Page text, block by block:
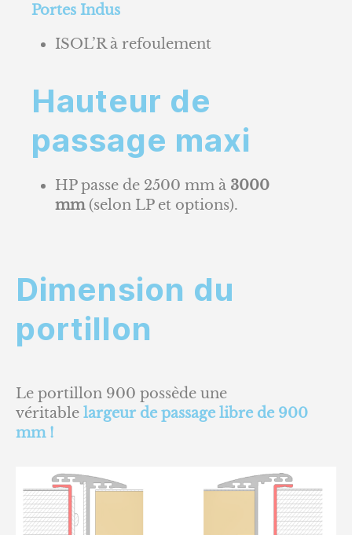
Portes Indus
ISOL’R à refoulement
Hauteur de
passage maxi
HP passe de 2500 mm à 3000
mm(selon LP et options).
Dimension du
portillon
Le portillon 900 possède une
véritable largeur de passage libre de 900
mm !